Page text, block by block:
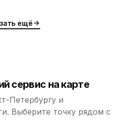
ещё
сервис на карте
Петербургу и
Выберите точку рядом с